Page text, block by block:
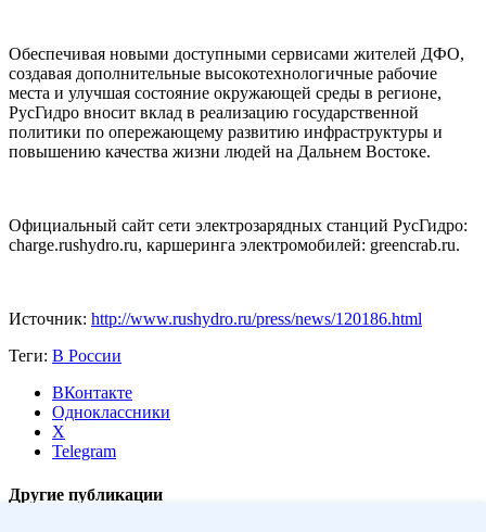
Обеспечивая новыми доступными сервисами жителей ДФО,
создавая дополнительные высокотехнологичные рабочие
места и улучшая состояние окружающей среды в регионе,
РусГидро вносит вклад в реализацию государственной
политики по опережающему развитию инфраструктуры и
повышению качества жизни людей на Дальнем Востоке.
Официальный сайт сети электрозарядных станций РусГидро:
charge.rushydro.ru, каршеринга электромобилей: greencrab.ru.
Источник: http://www.rushydro.ru/press/news/120186.html
Теги: В России
ВКонтакте
Одноклассники
X
Telegram
Другие публикации